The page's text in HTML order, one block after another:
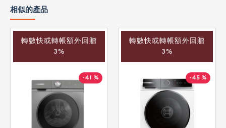
相似的產品
轉數快或轉帳額外回贈
3%
-41 %
轉數快或轉帳額外回贈
3%
-45 %